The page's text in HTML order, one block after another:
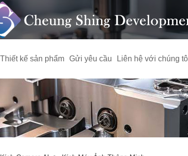
Thiết kế sản phẩm Gửi yêu cầu Liên hệ với chúng